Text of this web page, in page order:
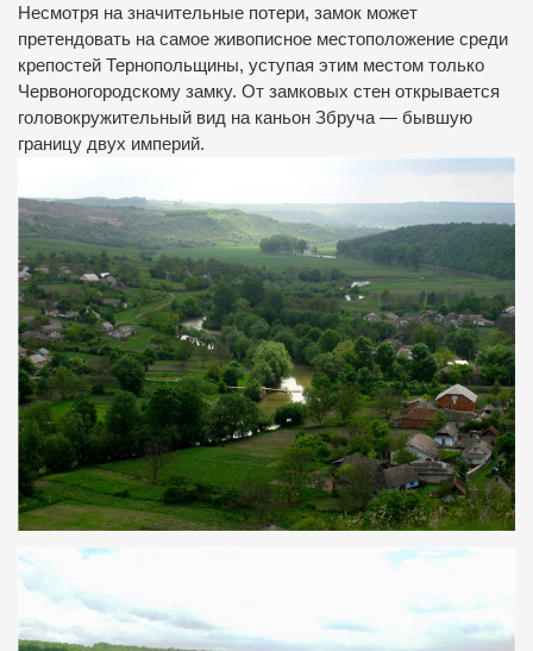
Несмотря на значительные потери, замок может
претендовать на самое живописное местоположение среди
крепостей Тернопольщины, уступая этим местом только
Червоногородскому замку. От замковых стен открывается
головокружительный вид на каньон Збруча — бывшую
границу двух империй.